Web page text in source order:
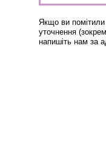
Якщо ви
уточнення
напишіть нам за